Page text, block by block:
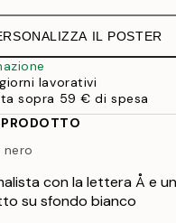
IL POSTER
lavorativi
sopra 59 € di spesa
con la lettera Å e
su sfondo bianco